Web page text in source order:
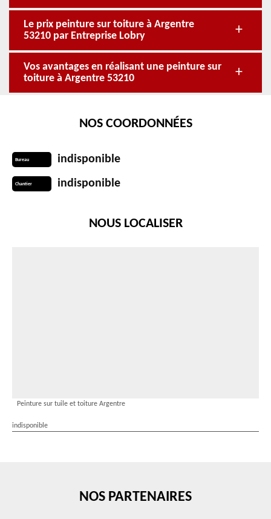
Le prix peinture sur toiture à Argentre
53210 par Entreprise Lobry
Vos avantages en réalisant une peinture sur
toiture à Argentre 53210
NOS COORDONNÉES
Bureau indisponible
Chantier indisponible
NOUS LOCALISER
Peinture sur tuile et toiture Argentre
indisponible
NOS PARTENAIRES